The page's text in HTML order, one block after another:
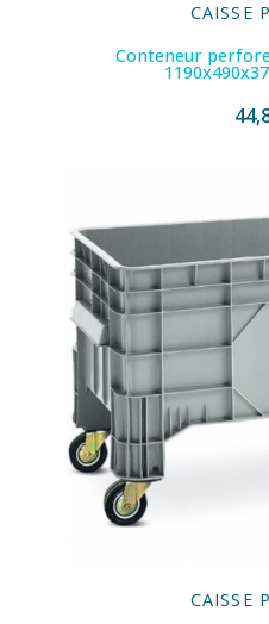
CAISSE
Conteneur
CAISSE